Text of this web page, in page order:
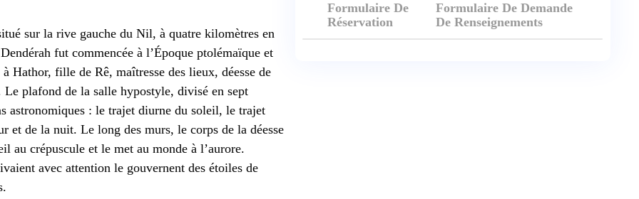
sur la rive gauche du Nil, à quatre kilomètres en
fut commencée à l’Époque ptolémaïque et
Hathor, fille de Rê, maîtresse des lieux, déesse de
plafond de la salle hypostyle, divisé en sept
astronomiques : le trajet diurne du soleil, le trajet
et de la nuit. Le long des murs, le corps de la déesse
au crépuscule et le met au monde à l’aurore.
avec attention le gouvernent des étoiles de
Formulaire De
Réservation
Formulaire De Demande
De Renseignements